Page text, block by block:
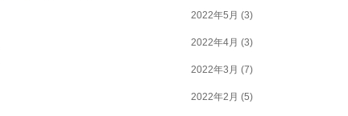
2022年5月 (3)
2022年4月 (3)
2022年3月 (7)
2022年2月 (5)